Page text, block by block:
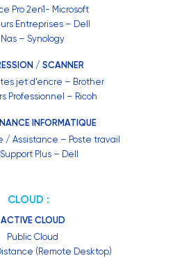
Pro 2en1- Microsoft
Entreprises – Dell
Nas – Synology
/ SCANNER
jet d’encre – Brother
Professionnel – Ricoh
INFORMATIQUE
/ Assistance – Poste travail
Plus – Dell
CLOUD :
ACTIVE CLOUD
Public Cloud
(Remote Desktop)